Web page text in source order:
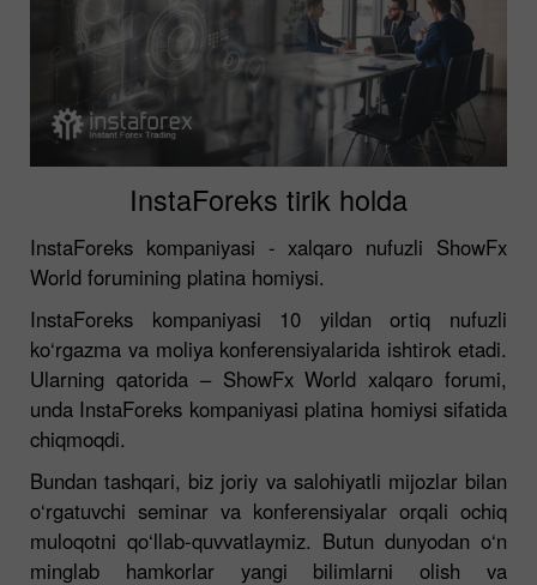
InstaForeks tirik holda
InstaForeks kompaniyasi - xalqaro nufuzli ShowFx
World forumining platina homiysi.
InstaForeks kompaniyasi 10 yildan ortiq nufuzli
ko‘rgazma va moliya konferensiyalarida ishtirok etadi.
Ularning qatorida – ShowFx World xalqaro forumi,
unda InstaForeks kompaniyasi platina homiysi sifatida
chiqmoqdi.
Bundan tashqari, biz joriy va salohiyatli mijozlar bilan
o‘rgatuvchi seminar va konferensiyalar orqali ochiq
muloqotni qo‘llab-quvvatlaymiz. Butun dunyodan o‘n
minglab hamkorlar yangi bilimlarni olish va